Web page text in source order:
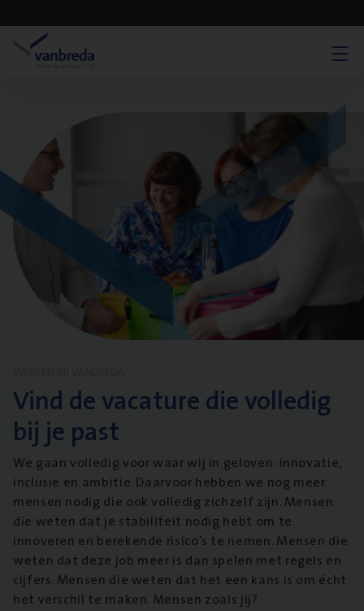
Vind de vacature die volledig
bij je past
We gaan volledig voor waar wij in geloven: innovatie,
inclusie en ambitie. Daarvoor hebben we nog meer
mensen nodig die ook volledig zichzelf zijn. Mensen
die weten dat je stabiliteit nodig hebt om te
innoveren en berekende risico’s te nemen. Mensen die
weten dat deze job meer is dan spelen met regels en
cijfers. Mensen die weten dat het een kans is om écht
het verschil te maken. Mensen zoals jij?